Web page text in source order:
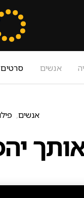
אנשים סרטים
אנשים